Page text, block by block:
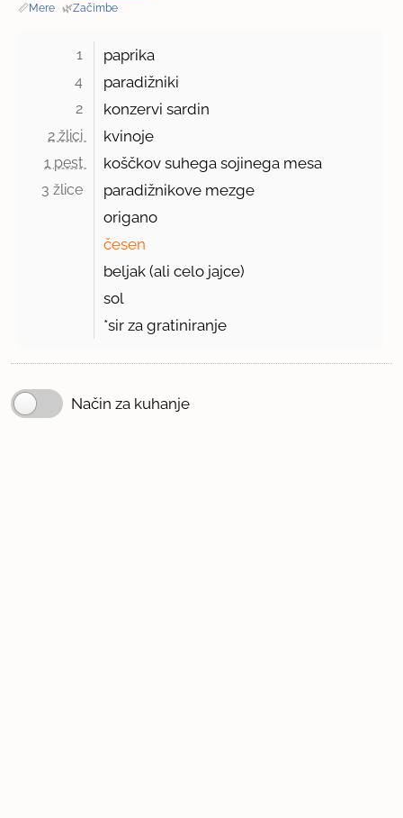
📏Mere · 🌿Začimbe
1 paprika
4 paradižniki
2 konzervi sardin
2 žlici kvinoje
1 pest koščkov suhega sojinega mesa
3 žlice
paradižnikove mezge
origano
česen
beljak (ali celo jajce)
sol
*sir za gratiniranje
Način za kuhanje